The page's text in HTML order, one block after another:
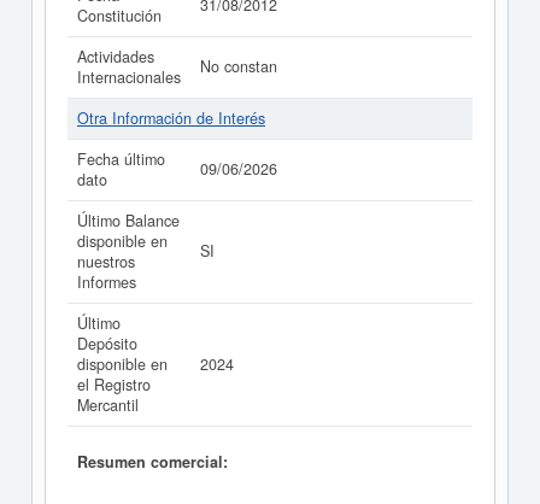
Constitución
31/08/2012
Actividades
Internacionales
No constan
Otra Información de Interés
Fecha último
dato
09/06/2026
Último Balance
disponible en
nuestros
Informes
SI
Último
Depósito
disponible en
el Registro
Mercantil
2024
Resumen comercial: